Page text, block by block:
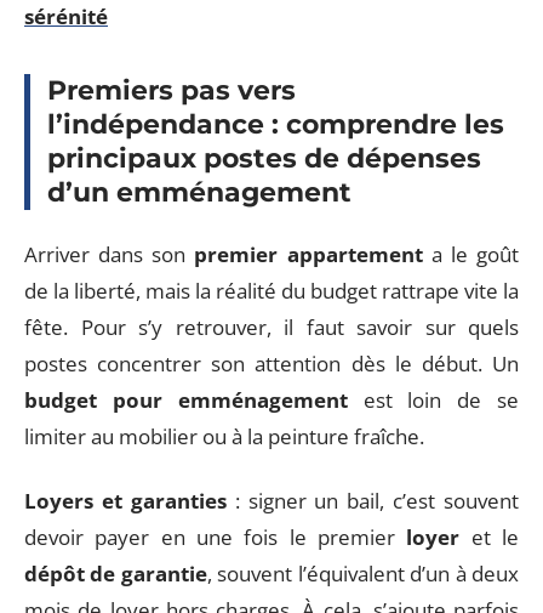
sérénité
Premiers pas vers
l’indépendance : comprendre les
principaux postes de dépenses
d’un emménagement
Arriver dans son premier appartementa le goût
de la liberté, mais la réalité du budget rattrape vite la
fête. Pour s’y retrouver, il faut savoir sur quels
postes concentrer son attention dès le début. Un
budget pour emménagementest loin de se
limiter au mobilier ou à la peinture fraîche.
Loyers et garanties: signer un bail, c’est souvent
devoir payer en une fois le premier loyer et le
dépôt de garantie, souvent l’équivalent d’un à deux